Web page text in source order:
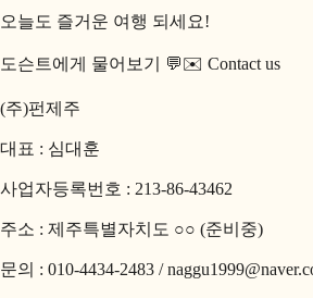
오늘도 즐거운 여행 되세요!
도슨트에게 물어보기 💬✉️ Contact us
(주)펀제주
대표 : 심대훈
사업자등록번호 : 213-86-43462
주소 : 제주특별자치도 ○○ (준비중)
문의 : 010-4434-2483 /